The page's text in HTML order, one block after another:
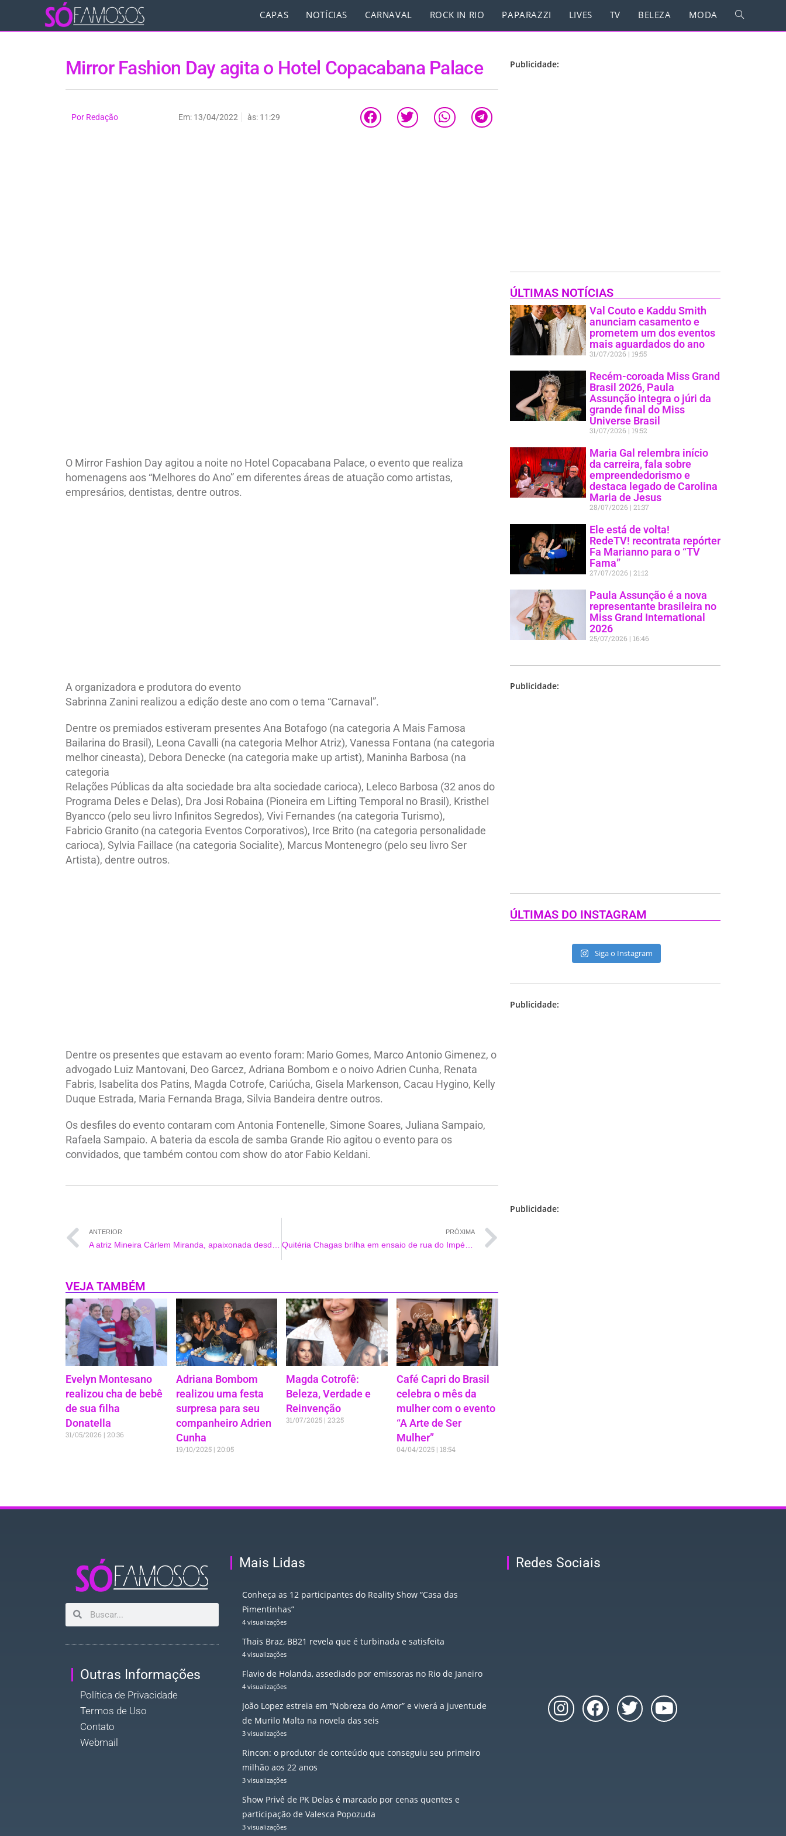
CAPAS NOTÍCIAS CARNAVAL ROCK IN RIO PAPARAZZI LIVES TV BELEZA MODA
Mirror Fashion Day agita o Hotel Copacabana Palace
Por Redação Em: 13/04/2022 às: 11:29
O Mirror Fashion Day agitou a noite no Hotel Copacabana Palace, o evento que realiza
homenagens aos “Melhores do Ano” em diferentes áreas de atuação como artistas,
empresários, dentistas, dentre outros.
A organizadora e produtora do evento
Sabrinna Zanini realizou a edição deste ano com o tema “Carnaval”.
Dentre os premiados estiveram presentes Ana Botafogo (na categoria A Mais Famosa
Bailarina do Brasil), Leona Cavalli (na categoria Melhor Atriz), Vanessa Fontana (na categoria
melhor cineasta), Debora Denecke (na categoria make up artist), Maninha Barbosa (na
categoria
Relações Públicas da alta sociedade bra alta sociedade carioca), Leleco Barbosa (32 anos do
Programa Deles e Delas), Dra Josi Robaina (Pioneira em Lifting Temporal no Brasil), Kristhel
Byancco (pelo seu livro Infinitos Segredos), Vivi Fernandes (na categoria Turismo),
Fabricio Granito (na categoria Eventos Corporativos), Irce Brito (na categoria personalidade
carioca), Sylvia Faillace (na categoria Socialite), Marcus Montenegro (pelo seu livro Ser
Artista), dentre outros.
Dentre os presentes que estavam ao evento foram: Mario Gomes, Marco Antonio Gimenez, o
advogado Luiz Mantovani, Deo Garcez, Adriana Bombom e o noivo Adrien Cunha, Renata
Fabris, Isabelita dos Patins, Magda Cotrofe, Cariúcha, Gisela Markenson, Cacau Hygino, Kelly
Duque Estrada, Maria Fernanda Braga, Silvia Bandeira dentre outros.
Os desfiles do evento contaram com Antonia Fontenelle, Simone Soares, Juliana Sampaio,
Rafaela Sampaio. A bateria da escola de samba Grande Rio agitou o evento para os
convidados, que também contou com show do ator Fabio Keldani.
ANTERIOR PRÓXIMA
VEJA TAMBÉM
Evelyn Montesano
realizou cha de bebê
de sua filha
Donatella
31/05/2026 20:36
Adriana Bombom
realizou uma festa
surpresa para seu
companheiro Adrien
Cunha
19/10/2025 20:05
Magda Cotrofê:
Beleza, Verdade e
Reinvenção
31/07/2025 23:25
Café Capri do Brasil
celebra o mês da
mulher com o evento
“A Arte de Ser
Mulher”
04/04/2025 18:54
Publicidade:
ÚLTIMAS NOTÍCIAS
Val Couto e Kaddu Smith
anunciam casamento e
prometem um dos eventos
mais aguardados do ano
31/07/2026 19:55
Recém-coroada Miss Grand
Brasil 2026, Paula
Assunção integra o júri da
grande final do Miss
Universe Brasil
31/07/2026 19:52
Maria Gal relembra início
da carreira, fala sobre
empreendedorismo e
destaca legado de Carolina
Maria de Jesus
28/07/2026 21:37
Ele está de volta!
RedeTV! recontrata repórter
Fa Marianno para o “TV
Fama”
27/07/2026 21:12
Paula Assunção é a nova
representante brasileira no
Miss Grand International
2026
25/07/2026 16:46
Publicidade:
ÚLTIMAS DO INSTAGRAM
Siga o Instagram
Publicidade:
Publicidade:
Outras Informações
Política de Privacidade
Termos de Uso
Contato
Webmail
Mais Lidas
Conheça as 12 participantes do Reality Show “Casa das
Pimentinhas”
4 visualizações
Thais Braz, BB21 revela que é turbinada e satisfeita
4 visualizações
Flavio de Holanda, assediado por emissoras no Rio de Janeiro
4 visualizações
João Lopez estreia em “Nobreza do Amor” e viverá a juventude
de Murilo Malta na novela das seis
3 visualizações
Rincon: o produtor de conteúdo que conseguiu seu primeiro
milhão aos 22 anos
3 visualizações
Show Privê de PK Delas é marcado por cenas quentes e
participação de Valesca Popozuda
3 visualizações
Redes Sociais